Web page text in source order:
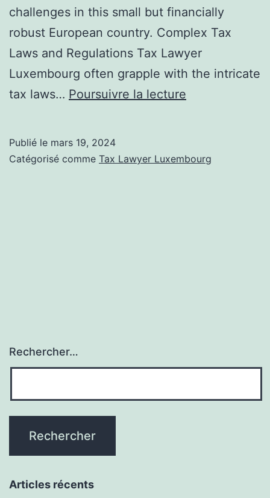
challenges in this small but financially
robust European country. Complex Tax
Laws and Regulations Tax Lawyer
Luxembourg often grapple with the intricate
tax laws… Poursuivre la lecture
Expatriates
Publié le mars 19, 2024
Catégorisé comme Tax Lawyer Luxembourg
Rechercher…
Articles récents